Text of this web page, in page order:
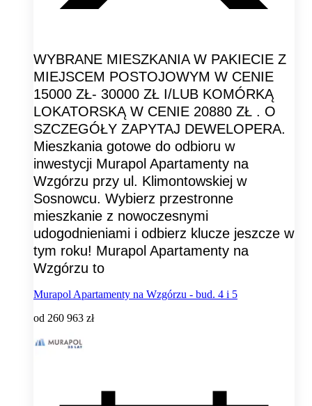
WYBRANE MIESZKANIA W PAKIECIE Z
MIEJSCEM POSTOJOWYM W CENIE
15000 ZŁ- 30000 ZŁ I/LUB KOMÓRKĄ
LOKATORSKĄ W CENIE 20880 ZŁ . O
SZCZEGÓŁY ZAPYTAJ DEWELOPERA.
Mieszkania gotowe do odbioru w
inwestycji Murapol Apartamenty na
Wzgórzu przy ul. Klimontowskiej w
Sosnowcu. Wybierz przestronne
mieszkanie z nowoczesnymi
udogodnieniami i odbierz klucze jeszcze w
tym roku! Murapol Apartamenty na
Wzgórzu to
Murapol Apartamenty na Wzgórzu - bud. 4 i 5
od 260 963 zł